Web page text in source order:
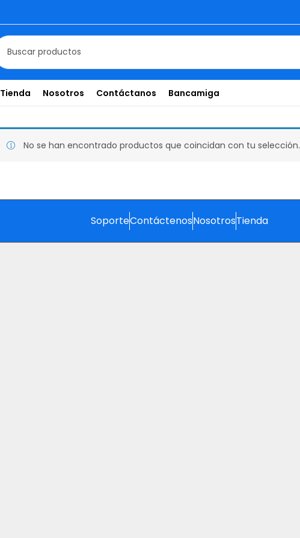
Tienda Nosotros Contáctanos Bancamiga
No se han encontrado productos que coincidan con tu selección.
SoporteContáctenosNosotrosTienda